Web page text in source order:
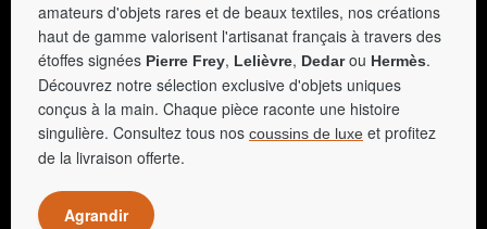
amateurs d'objets rares et de beaux textiles, nos créations
haut de gamme valorisent l'artisanat français à travers des
étoffes signées Pierre Frey, Lelièvre, Dedarou Hermès.
Découvrez notre sélection exclusive d'objets uniques
conçus à la main. Chaque pièce raconte une histoire
singulière. Consultez tous nos coussins de luxe et profitez
de la livraison offerte.
Agrandir